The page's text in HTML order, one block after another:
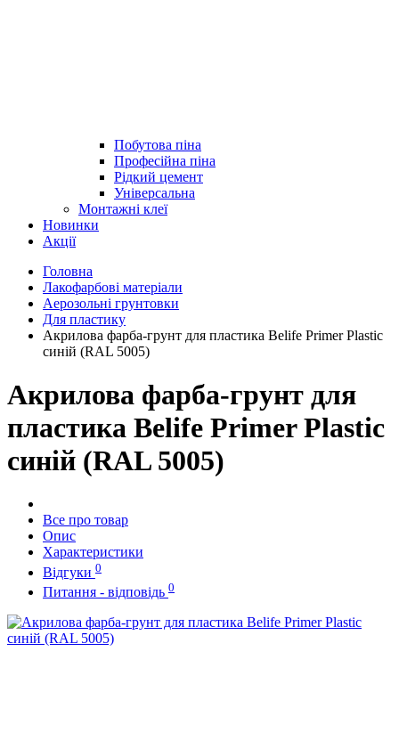
Побутова піна
Професійна піна
Рідкий цемент
Універсальна
Монтажні клеї
Новинки
Акції
Головна
Лакофарбові матеріали
Аерозольні грунтовки
Для пластику
Акрилова фарба-грунт для пластика Belife Primer Plastic
синій (RAL 5005)
Акрилова фарба-грунт для
пластика Belife Primer Plastic
синій (RAL 5005)
Все про товар
Опис
Характеристики
Відгуки 0
Питання - відповідь 0